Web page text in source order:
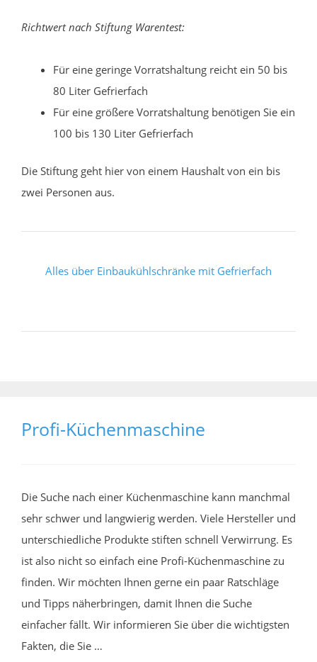
Richtwert nach Stiftung Warentest:
Für eine geringe Vorratshaltung reicht ein 50 bis
80 Liter Gefrierfach
Für eine größere Vorratshaltung benötigen Sie ein
100 bis 130 Liter Gefrierfach
Die Stiftung geht hier von einem Haushalt von ein bis
zwei Personen aus.
Alles über Einbaukühlschränke mit Gefrierfach
Profi-Küchenmaschine
Die Suche nach einer Küchenmaschine kann manchmal
sehr schwer und langwierig werden. Viele Hersteller und
unterschiedliche Produkte stiften schnell Verwirrung. Es
ist also nicht so einfach eine Profi-Küchenmaschine zu
finden. Wir möchten Ihnen gerne ein paar Ratschläge
und Tipps näherbringen, damit Ihnen die Suche
einfacher fällt. Wir informieren Sie über die wichtigsten
Fakten, die Sie …